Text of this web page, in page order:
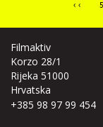
‹‹ 5
Filmaktiv
Korzo 28/1
Rijeka 51000
Hrvatska
+385 98 97 99 454